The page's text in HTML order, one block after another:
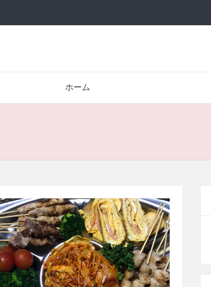
ホーム